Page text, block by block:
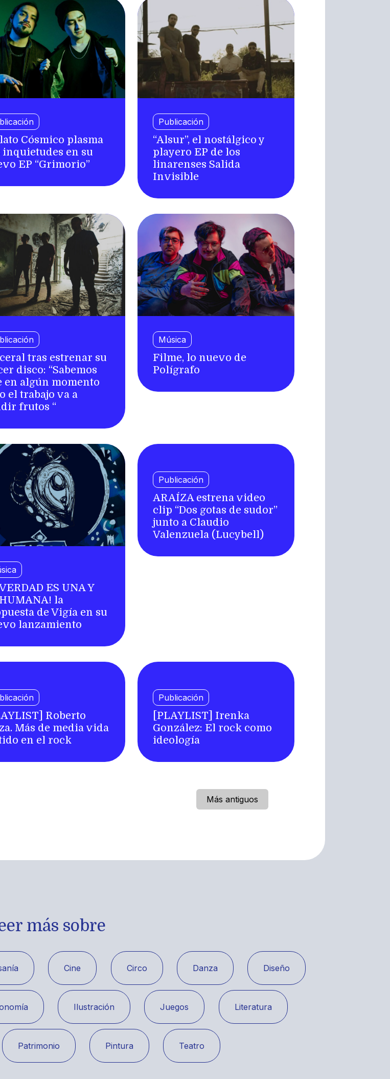
Cósmico plasma
inquietudes en su
EP “Grimorio”
Publicación
“Alsur”, el nostálgico y
playero EP de los
linarenses Salida
Invisible
tras estrenar su
disco: “Sabemos
en algún momento
el trabajo va a
frutos “
Música
Filme, lo nuevo de
Polígrafo
ES UNA Y
la
de Vigía en su
lanzamiento
Publicación
ARAÍZA estrena video
clip “Dos gotas de sudor”
junto a Claudio
Valenzuela (Lucybell)
Roberto
Más de media vida
en el rock
Publicación
[PLAYLIST] Irenka
González: El rock como
ideología
Más antiguos
más sobre
Cine Circo Danza Diseño
Ilustración Juegos Literatura
Patrimonio Pintura Teatro